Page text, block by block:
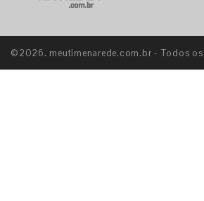
©2026. meutimenarede.com.br - Todos